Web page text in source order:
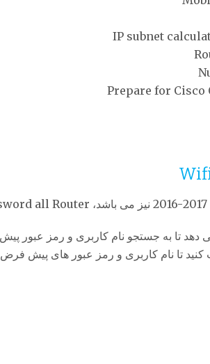
کنید تا نام کاربری و رمز عبور های پیش